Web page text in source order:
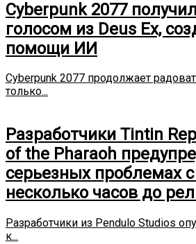
Cyberpunk 2077
голосом из Deus Ex,
помощи ИИ
Cyberpunk 2077 продолжает
только...
Разработчики Tintin
of the Pharaoh
серьезных проблемах
несколько часов до
Разработчики из Pendulo Studios
к...